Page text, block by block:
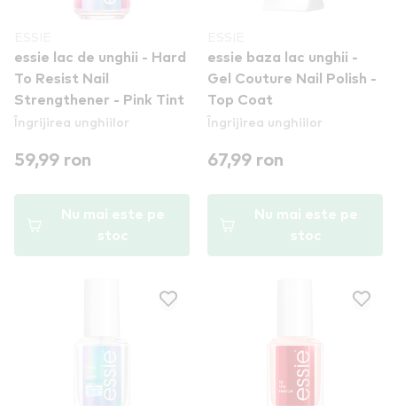
essie lac de unghii - Hard
To Resist Nail
Strengthener - Pink Tint
Îngrijirea unghiilor
59,99 ron
Nu mai este pe
stoc
essie baza lac unghii -
Gel Couture Nail Polish -
Top Coat
Îngrijirea unghiilor
67,99 ron
Nu mai este pe
stoc